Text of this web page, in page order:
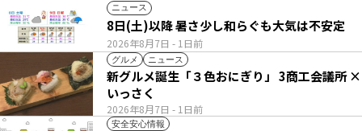
ニュース
2026年8月7日 - 1日前
8日(土)以降 暑さ少し和らぐも大気は不安定
グルメ ニュース
2026年8月7日 - 1日前
新グルメ誕生「３色おにぎり」 3商工会議所 ×
いっさく
安全安心情報